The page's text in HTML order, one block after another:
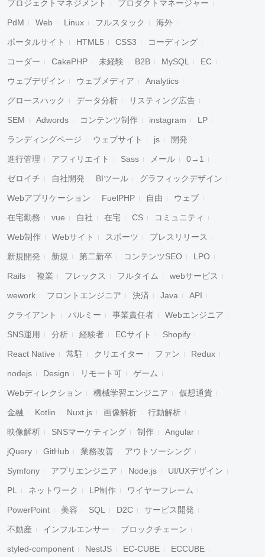
プロジェクトマネジメント プロダクトマネージャー
PdM Web Linux フルスタック 海外
ポータルサイト HTML5 CSS3 コーディング
コーダー CakePHP 未経験 B2B MySQL EC
ウェブデザイン ウェブメディア Analytics
グロースハック データ分析 リスティング広告
SEM Adwords コンテンツ制作 instagram LP
ランディングページ ウェブサイト js 開発
進行管理 アフィリエイト Sass メール 0→1
ゼロイチ 自社開発 BIツール グラフィックデザイン
Webアプリケーション FuelPHP 自由 ウェブ
在宅勤務 vue 自社 在宅 CS コミュニティ
Web制作 Webサイト スポーツ プレスリリース
新規開発 新規 第二新卒 コンテンツSEO LPO
Rails 複業 フレックス フルタイム webサービス
wework フロントエンジニア 決済 Java API
クライアント パルミー 事業責任者 Webエンジニア
SNS運用 分析 経験者 ECサイト Shopify
React Native 常駐 クリエイター ファン Redux
nodejs Design リモート可 ゲーム
Webディレクション 機械学習エンジニア 仮想通貨
金融 Kotlin Nuxt.js 画像解析 行動解析
映像解析 SNSマーケティング 制作 Angular
jQuery GitHub 業務改善 アウトソーシング
Symfony アプリエンジニア Node.js UI/UXデザイン
PL ネットワーク LP制作 ワイヤーフレーム
PowerPoint 美容 SQL D2C サービス開発
不動産 インフルエンサー ブロックチェーン
styled-component NestJS EC-CUBE ECCUBE